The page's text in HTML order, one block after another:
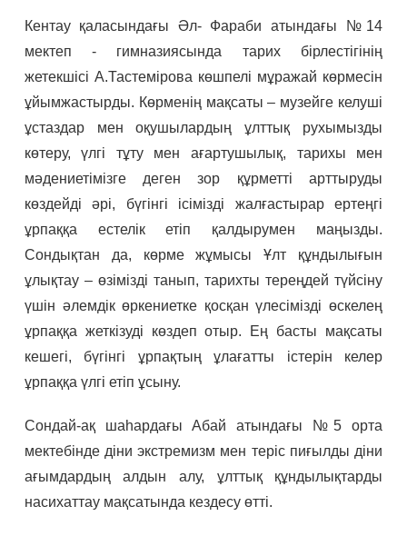
Кентау қаласындағы Әл- Фараби атындағы №14
мектеп - гимназиясында тарих бірлестігінің
жетекшісі А.Тастемірова көшпелі мұражай көрмесін
ұйымжастырды. Көрменің мақсаты – музейге келуші
ұстаздар мен оқушылардың ұлттық рухымызды
көтеру, үлгі тұту мен ағартушылық, тарихы мен
мәдениетімізге деген зор құрметті арттыруды
көздейді әрі, бүгінгі ісімізді жалғастырар ертеңгі
ұрпаққа естелік етіп қалдырумен маңызды.
Сондықтан да, көрме жұмысы Ұлт құндылығын
ұлықтау – өзімізді танып, тарихты тереңдей түйсіну
үшін әлемдік өркениетке қосқан үлесімізді өскелең
ұрпаққа жеткізуді көздеп отыр. Ең басты мақсаты
кешегі, бүгінгі ұрпақтың ұлағатты істерін келер
ұрпаққа үлгі етіп ұсыну.
Сондай-ақ шаһардағы Абай атындағы №5 орта
мектебінде діни экстремизм мен теріс пиғылды діни
ағымдардың алдын алу, ұлттық құндылықтарды
насихаттау мақсатында кездесу өтті.